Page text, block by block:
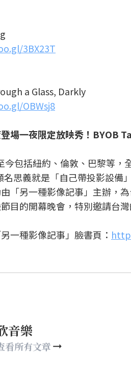
3BX23T
a Glass, Darkly
OBWsj8
場一夜限定放映秀！BYOB
今包括紐約、倫敦、巴黎等
思義就是「自己帶投影設
「另一種影像記事」主辦，
目的開幕晚會，特別邀請台
一種影像記事」臉書頁：
音樂
看所有文章